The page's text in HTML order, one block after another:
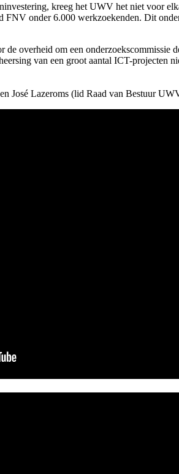
kreeg het UWV het niet voor
onder 6.000 werkzoekenden. Dit
overheid om een onderzoekscommissie
van een groot aantal ICT-projecten
Lazeroms (lid Raad van Bestuur